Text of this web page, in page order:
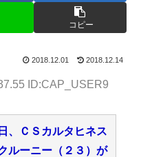
コピー
2018.12.01 2018.12.14
ID:CAP_USER9
、ＣＳカルタヒネス
ルーニー（２３）が